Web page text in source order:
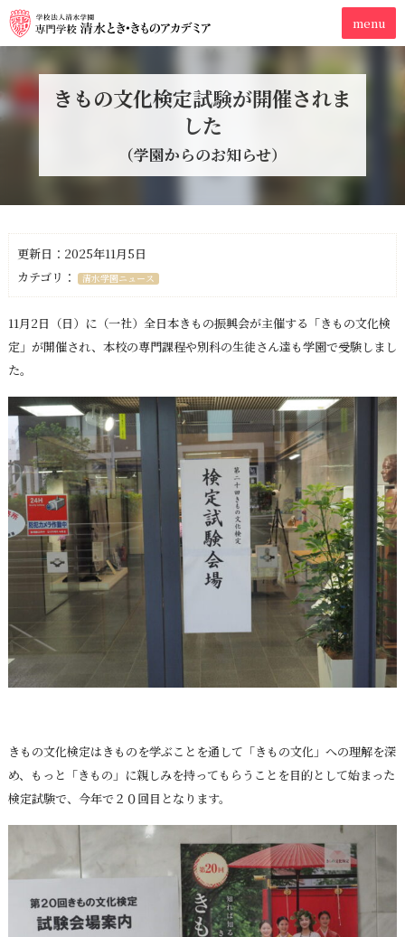
きもの文化検定試験が開催されま
した
（学園からのお知らせ）
更新日：2025年11月5日
カテゴリ：
清水学園ニュース
11月2日（日）に（一社）全日本きもの振興会が主催する「きもの文化検
定」が開催され、本校の専門課程や別科の生徒さん達も学園で受験しまし
た。
きもの文化検定はきものを学ぶことを通して「きもの文化」への理解を深
め、もっと「きもの」に親しみを持ってもらうことを目的として始まった
検定試験で、今年で２０回目となります。